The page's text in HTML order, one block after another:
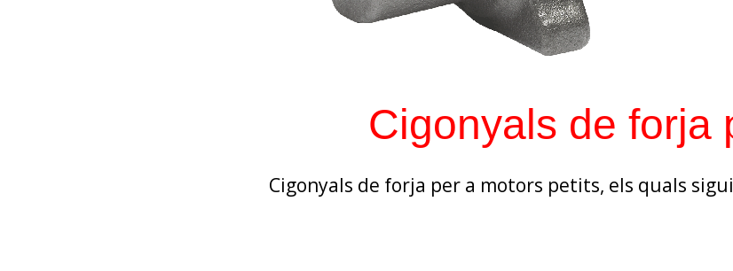
Cigonyals de forja
Cigonyals de forja per a motors petits, els quals